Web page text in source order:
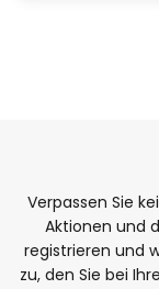
Verpassen Sie
Aktionen und
registrieren und
zu, den Sie bei